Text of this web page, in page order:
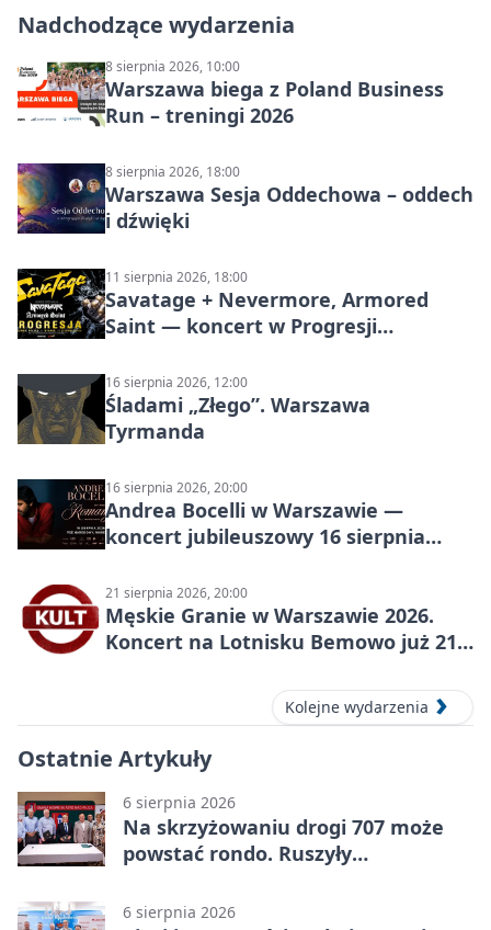
Nadchodzące wydarzenia
8 sierpnia 2026, 10:00
Warszawa biega z Poland Business
Run – treningi 2026
8 sierpnia 2026, 18:00
Warszawa Sesja Oddechowa – oddech
i dźwięki
11 sierpnia 2026, 18:00
Savatage + Nevermore, Armored
Saint — koncert w Progresji
16 sierpnia 2026, 12:00
Śladami „Złego”. Warszawa
Tyrmanda
16 sierpnia 2026, 20:00
Andrea Bocelli w Warszawie —
koncert jubileuszowy 16 sierpnia
21 sierpnia 2026, 20:00
Męskie Granie w Warszawie 2026.
Koncert na Lotnisku Bemowo już 21
Kolejne wydarzenia
Ostatnie Artykuły
6 sierpnia 2026
Na skrzyżowaniu drogi 707 może
powstać rondo. Ruszyły
6 sierpnia 2026